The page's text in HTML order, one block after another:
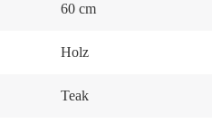
60 cm
Holz
Teak